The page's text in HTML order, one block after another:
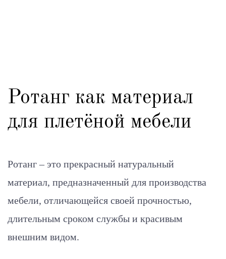
Ротанг как материал
для плетёной мебели
Ротанг – это прекрасный натуральный
материал, предназначенный для производства
мебели, отличающейся своей прочностью,
длительным сроком службы и красивым
внешним видом.